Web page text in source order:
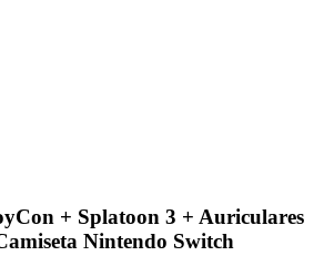
+ Splatoon 3 + Auriculares
Nintendo Switch